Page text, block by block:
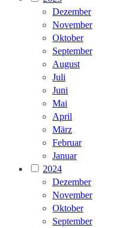
Dezember
November
Oktober
September
August
Juli
Juni
Mai
April
März
Februar
Januar
2024
Dezember
November
Oktober
September